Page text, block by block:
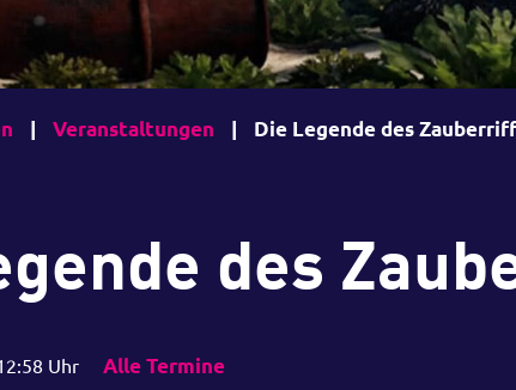
| Veranstaltungen | Die Legende des
des
Uhr Alle Termine